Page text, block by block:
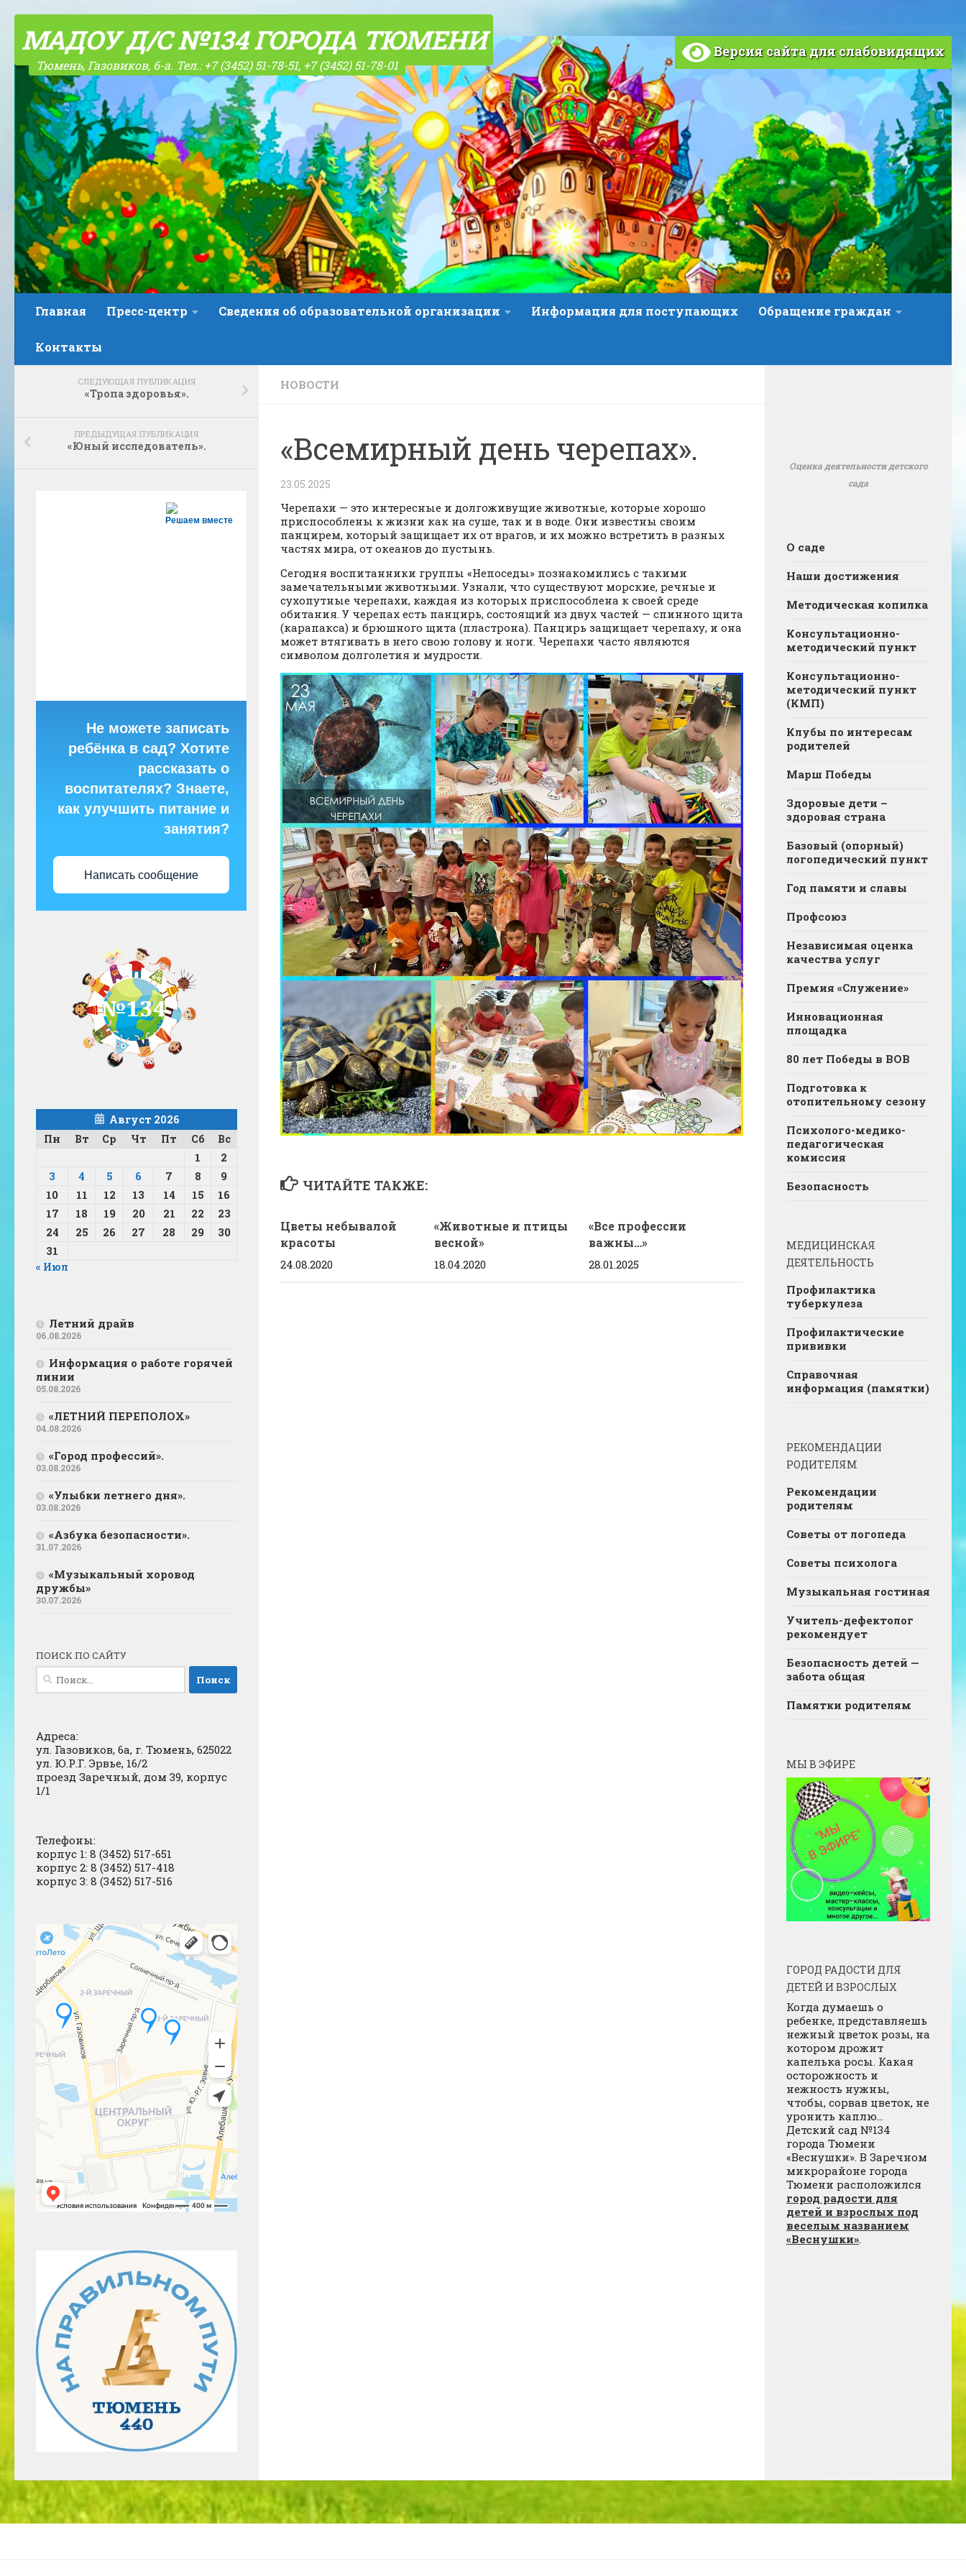
МАДОУ Д/С №134 ГОРОДА ТЮМЕНИ
Тюмень, Газовиков, 6-а. Тел.: +7 (3452) 51-78-51, +7 (3452) 51-78-01
Версия сайта для слабовидящих
Главная Пресс-центр Сведения об образовательной организации Информация для поступающих Обращение граждан
Контакты
НОВОСТИ
«Всемирный день черепах».
23.05.2025
Черепахи — это интересные и долгоживущие животные, которые хорошо
приспособлены к жизни как на суше, так и в воде. Они известны своим
панцирем, который защищает их от врагов, и их можно встретить в разных
частях мира, от океанов до пустынь.
Сегодня воспитанники группы «Непоседы» познакомились с такими
замечательными животными. Узнали, что существуют морские, речные и
сухопутные черепахи, каждая из которых приспособлена к своей среде
обитания. У черепах есть панцирь, состоящий из двух частей — спинного щита
(карапакса) и брюшного щита (пластрона). Панцирь защищает черепаху, и она
может втягивать в него свою голову и ноги. Черепахи часто являются
символом долголетия и мудрости.
ЧИТАЙТЕ ТАКЖЕ:
Цветы небывалой
красоты
24.08.2020
«Животные и птицы
весной»
18.04.2020
«Все профессии
важны…»
28.01.2025
СЛЕДУЮЩАЯ ПУБЛИКАЦИЯ
«Тропа здоровья».
ПРЕДЫДУЩАЯ ПУБЛИКАЦИЯ
«Юный исследователь».
Решаем вместе
Не можете записать
ребёнка в сад? Хотите
рассказать о
воспитателях? Знаете,
как улучшить питание и
занятия?
Написать сообщение
Август 2026
Пн
Вт Ср Чт Пт Сб Вс
1
2
3
4 5 6 7 8
9
10
11 12 13 14 15
16
17
18 19 20 21 22
23
24
25 26 27 28 29
30
31
« Июл
Летний драйв
06.08.2026
Информация о работе горячей
линии
05.08.2026
«ЛЕТНИЙ ПЕРЕПОЛОХ»
04.08.2026
«Город профессий».
03.08.2026
«Улыбки летнего дня».
03.08.2026
«Азбука безопасности».
31.07.2026
«Музыкальный хоровод
дружбы»
30.07.2026
ПОИСК ПО САЙТУ
Найти:
Адреса:
ул. Газовиков, 6а, г. Тюмень, 625022
ул. Ю.Р.Г. Эрвье, 16/2
проезд Заречный, дом 39, корпус
1/1
Телефоны:
корпус 1: 8 (3452) 517-651
корпус 2: 8 (3452) 517-418
корпус 3: 8 (3452) 517-516
Оценка деятельности детского
сада
О саде
Наши достижения
Методическая копилка
Консультационно-
методический пункт
Консультационно-
методический пункт
(КМП)
Клубы по интересам
родителей
Марш Победы
Здоровые дети –
здоровая страна
Базовый (опорный)
логопедический пункт
Год памяти и славы
Профсоюз
Независимая оценка
качества услуг
Премия «Служение»
Инновационная
площадка
80 лет Победы в ВОВ
Подготовка к
отопительному сезону
Психолого-медико-
педагогическая
комиссия
Безопасность
МЕДИЦИНСКАЯ
ДЕЯТЕЛЬНОСТЬ
Профилактика
туберкулеза
Профилактические
прививки
Справочная
информация (памятки)
РЕКОМЕНДАЦИИ
РОДИТЕЛЯМ
Рекомендации
родителям
Советы от логопеда
Советы психолога
Музыкальная гостиная
Учитель-дефектолог
рекомендует
Безопасность детей —
забота общая
Памятки родителям
МЫ В ЭФИРЕ
ГОРОД РАДОСТИ ДЛЯ
ДЕТЕЙ И ВЗРОСЛЫХ
Когда думаешь о
ребенке, представляешь
нежный цветок розы, на
котором дрожит
капелька росы. Какая
осторожность и
нежность нужны,
чтобы, сорвав цветок, не
уронить каплю…
Детский сад №134
города Тюмени
«Веснушки». В Заречном
микрорайоне города
Тюмени расположился
город радости для
детей и взрослых под
веселым названием
«Веснушки».